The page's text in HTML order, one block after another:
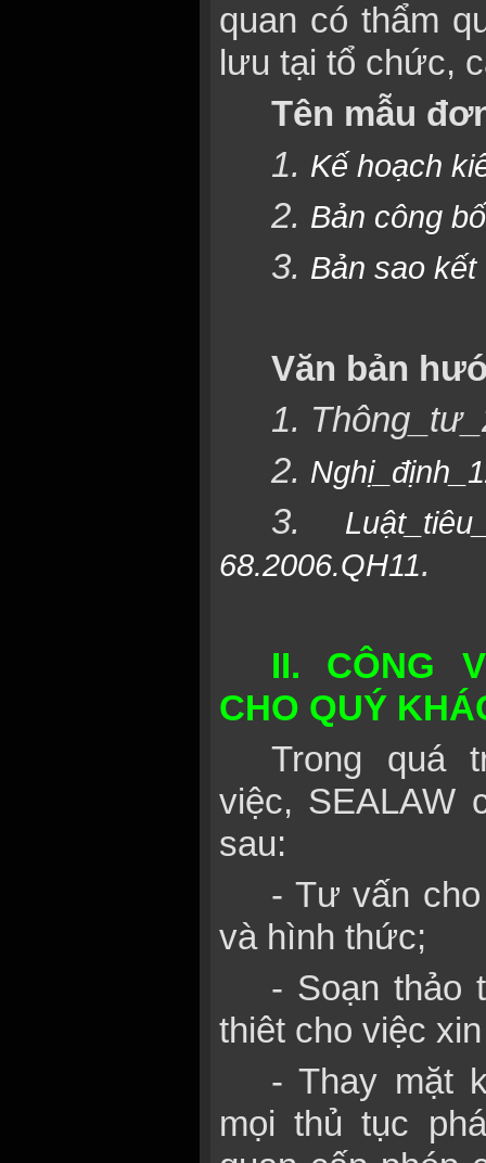
quan có thẩm
lưu tại tổ chức,
Tên mẫu
1. Kế hoạch
2. Bản công
3. Bản sao
Văn bản
1.
2.
3.
68.2006.QH11.
II. CÔNG
CHO QUÝ
Trong quá
việc, SEALAW
sau:
- Tư vấn
và hình thức;
- Soạn thảo
thiêt cho việc
- Thay mặt
mọi thủ tục